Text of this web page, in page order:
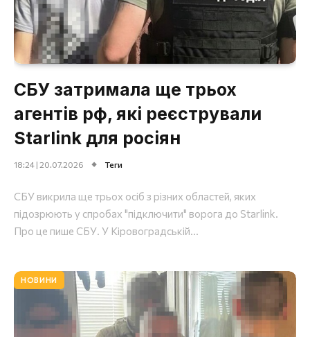
СБУ затримала ще трьох
агентів рф, які реєстрували
Starlink для росіян
18:24 | 20.07.2026 Теги
СБУ викрила ще трьох осіб з різних областей, яких
підозрюють у спробах "підключити" ворога до Starlink.
Про це пише СБУ. У Кіровоградській...
НОВИНИ